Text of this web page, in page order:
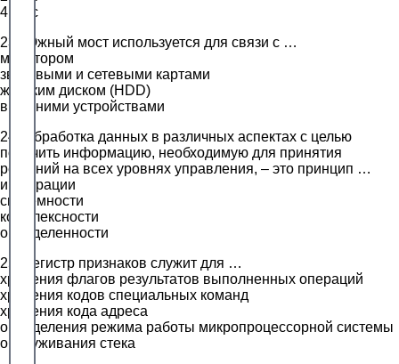
4 Гб/с
23. Южный мост используется для связи с …
монитором
звуковыми и сетевыми картами
жестким диском (HDD)
внешними устройствами
24. Обработка данных в различных аспектах с целью
получить информацию, необходимую для принятия
решений на всех уровнях управления, – это принцип …
интеграции
системности
комплексности
определенности
25. Регистр признаков служит для …
хранения флагов результатов выполненных операций
хранения кодов специальных команд
хранения кода адреса
определения режима работы микропроцессорной системы
обслуживания стека